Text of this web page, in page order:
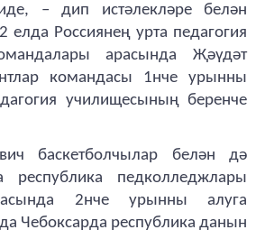
– дип истәлекләре белән
елда Россиянең урта педагогия
арасында Җәүдәт
командасы 1нче урынны
училищесының беренче
баскетболчылар белән дә
педколледжлары
2нче урынны алуга
Чебоксарда республика данын